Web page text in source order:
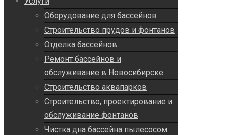
Оборудование для бассейнов
Строительство прудов и фонтанов
Отделка бассейнов
Ремонт бассейнов и
обслуживание в Новосибирске
Строительство аквапарков
Строительство, проектирование и
обслуживание фонтанов
Чистка дна бассейна пылесосом